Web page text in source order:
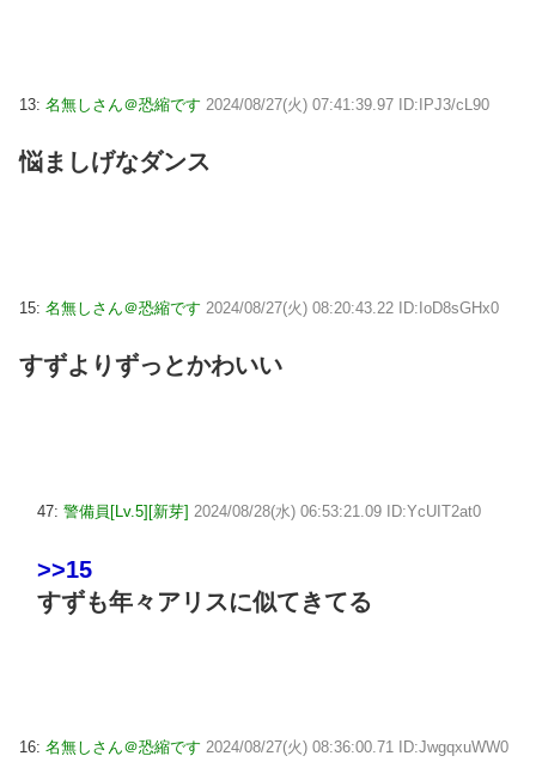
13: 名無しさん＠恐縮です 2024/08/27(火) 07:41:39.97 ID:IPJ3/cL90
悩ましげなダンス
15: 名無しさん＠恐縮です 2024/08/27(火) 08:20:43.22 ID:IoD8sGHx0
すずよりずっとかわいい
47: 警備員[Lv.5][新芽] 2024/08/28(水) 06:53:21.09 ID:YcUIT2at0
>>15
すずも年々アリスに似てきてる
16: 名無しさん＠恐縮です 2024/08/27(火) 08:36:00.71 ID:JwgqxuWW0